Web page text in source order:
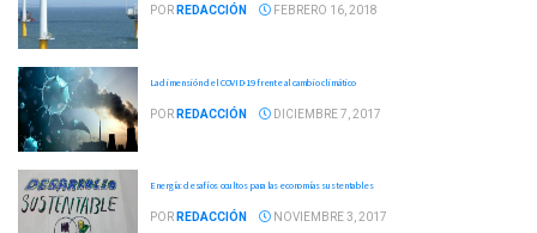
POR REDACCIÓN FEBRERO 16, 2018
La dimensión del COVID-19 frente al cambio climático
POR REDACCIÓN DICIEMBRE 7, 2017
Energía: desafíos ocultos para las economías sustentables
POR REDACCIÓN NOVIEMBRE 3, 2017